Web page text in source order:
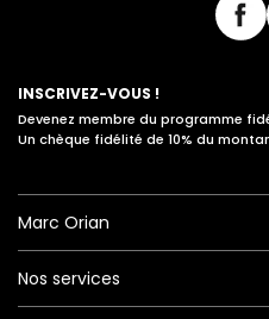
INSCRIVEZ-VOUS !
Devenez membre du programme
Un chèque fidélité de 10% du
Marc Orian
Nos services